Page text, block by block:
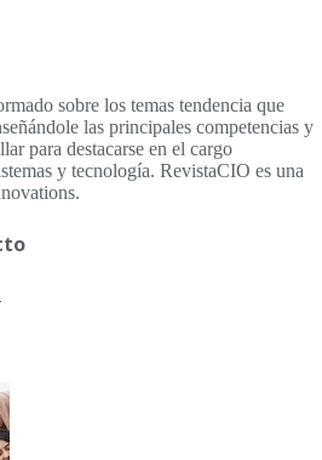
sobre los temas tendencia que
las principales competencias y
para destacarse en el cargo
y tecnología. RevistaCIO es una